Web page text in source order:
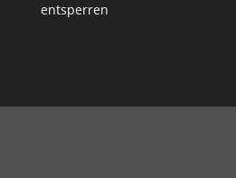
entsperren